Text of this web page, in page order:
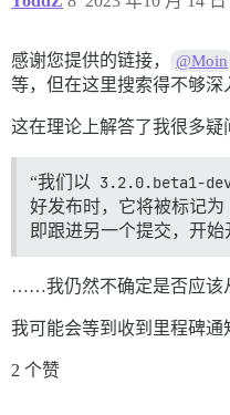
感谢您提供的链接， @Moin
等，但在这里搜索得不够深
这在理论上解答了我很多
“我们以 3.2.0.beta1-
好发布时，它将被标记为
即跟进另一个提交，开始
……我仍然不确定是否应该从
我可能会等到收到里程碑通
2 个赞